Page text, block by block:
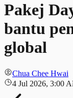
Pakej
bantu
global
Chua Chee Hwai
4 Jul 2026, 3:00